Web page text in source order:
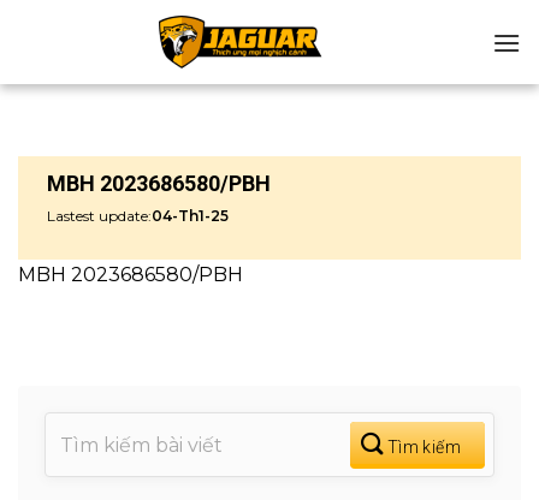
MBH 2023686580/PBH
Lastest update:04-Th1-25
MBH 2023686580/PBH